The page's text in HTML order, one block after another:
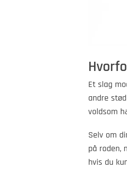
Et slag
andre
voldsom
Selv om
på roden,
hvis du